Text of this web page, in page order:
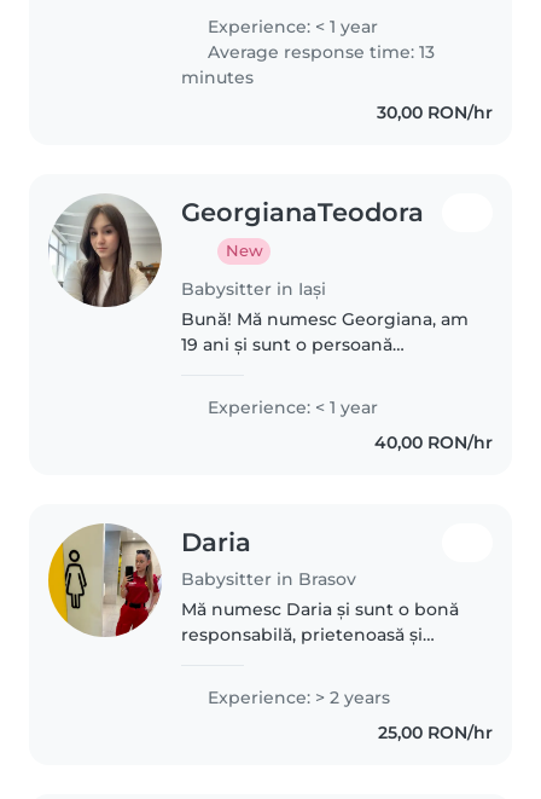
cel mai mult este să petrec timp
cu copiii. Chiar dacă nu am
experiență profesională în
babysitting,..
Experience: < 1 year
Average response time: 13
minutes
30,00 RON/hr
GeorgianaTeodora
New
Babysitter in Iași
Bună! Mă numesc Georgiana, am
19 ani și sunt o persoană
timp cu copiii și să contribui la
dezvoltarea lor prin jocuri și
Experience: < 1 year
40,00 RON/hr
Daria
Babysitter in Brasov
Mă numesc Daria și sunt o bonă
responsabilă, prietenoasă și
copiilor cu vârste cuprinse între 3
și 18 ani. Sunt studentă la
Facultatea de Medicină..
Experience: > 2 years
25,00 RON/hr